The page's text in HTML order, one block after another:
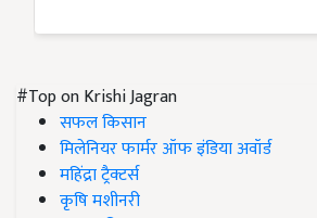
#Top on Krishi Jagran
सफल किसान
मिलेनियर फार्मर ऑफ इंडिया अवॉर्ड
महिंद्रा ट्रैक्टर्स
कृषि मशीनरी